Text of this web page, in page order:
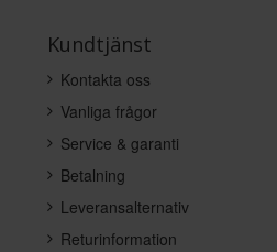
Kundtjänst
Kontakta oss
Vanliga frågor
Service & garanti
Betalning
Leveransalternativ
Returinformation